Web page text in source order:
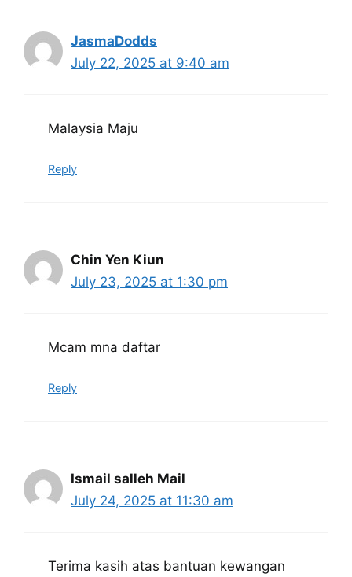
JasmaDodds
July 22, 2025 at 9:40 am
Malaysia Maju
Reply
Chin Yen Kiun
July 23, 2025 at 1:30 pm
Mcam mna daftar
Reply
Ismail salleh Mail
July 24, 2025 at 11:30 am
Terima kasih atas bantuan kewangan